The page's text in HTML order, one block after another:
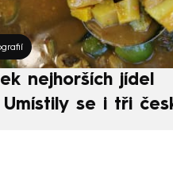
nejhorších jídel
se i tři